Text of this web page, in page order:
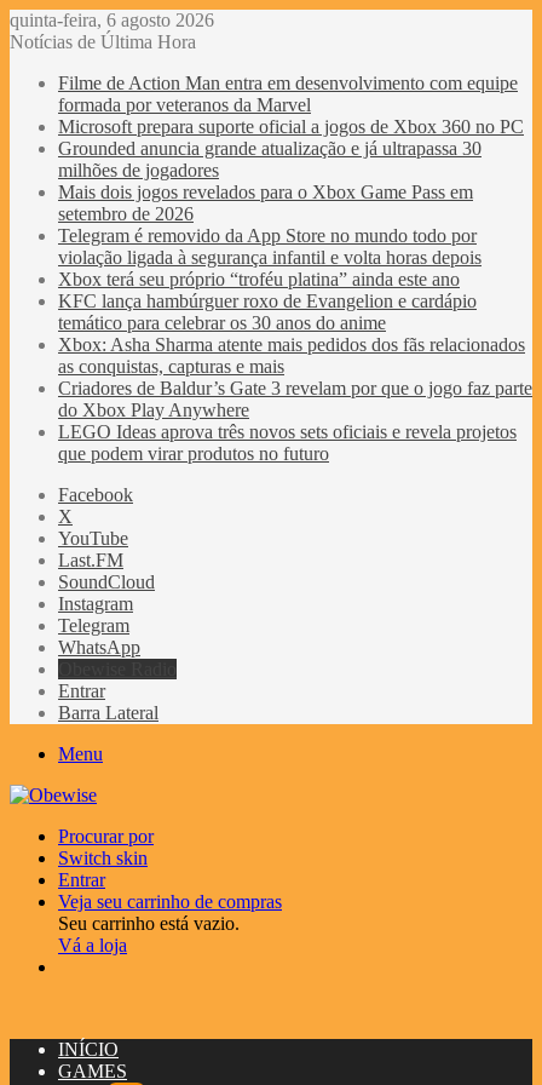
quinta-feira, 6 agosto 2026
Notícias de Última Hora
Filme de Action Man entra em desenvolvimento com equipe
formada por veteranos da Marvel
Microsoft prepara suporte oficial a jogos de Xbox 360 no PC
Grounded anuncia grande atualização e já ultrapassa 30
milhões de jogadores
Mais dois jogos revelados para o Xbox Game Pass em
setembro de 2026
Telegram é removido da App Store no mundo todo por
violação ligada à segurança infantil e volta horas depois
Xbox terá seu próprio “troféu platina” ainda este ano
KFC lança hambúrguer roxo de Evangelion e cardápio
temático para celebrar os 30 anos do anime
Xbox: Asha Sharma atente mais pedidos dos fãs relacionados
as conquistas, capturas e mais
Criadores de Baldur’s Gate 3 revelam por que o jogo faz parte
do Xbox Play Anywhere
LEGO Ideas aprova três novos sets oficiais e revela projetos
que podem virar produtos no futuro
Facebook
X
YouTube
Last.FM
SoundCloud
Instagram
Telegram
WhatsApp
Entrar
Barra Lateral
Menu
Procurar por
Switch skin
Entrar
Veja seu carrinho de compras
Seu carrinho está vazio.
Vá a loja
INÍCIO
GAMES